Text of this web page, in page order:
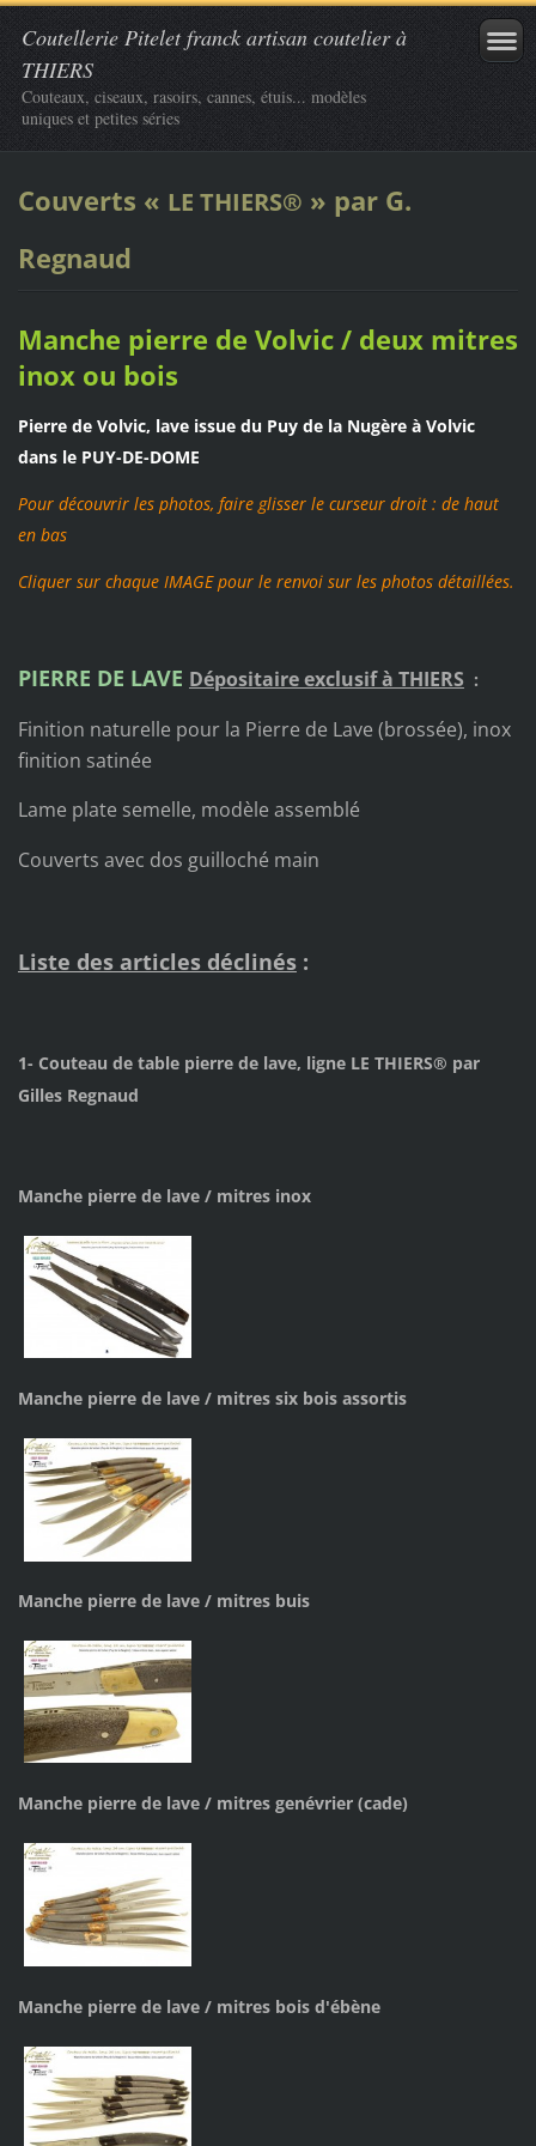
Coutellerie Pitelet franck artisan coutelier à
THIERS
Couteaux, ciseaux, rasoirs, cannes, étuis... modèles
uniques et petites séries
Couverts « LE THIERS® » par G.
Regnaud
Manche pierre de Volvic / deux mitres
inox ou bois
Pierre de Volvic, lave issue du Puy de la Nugère à Volvic
dans le PUY-DE-DOME
Pour découvrir les photos, faire glisser le curseur droit : de haut
en bas
Cliquer sur chaque IMAGE pour le renvoi sur les photos détaillées.
PIERRE DE LAVE Dépositaire exclusif à THIERS :
Finition naturelle pour la Pierre de Lave (brossée), inox
finition satinée
Lame plate semelle, modèle assemblé
Couverts avec dos guilloché main
Liste des articles déclinés:
1- Couteau de table pierre de lave, ligne LE THIERS® par
Gilles Regnaud
Manche pierre de lave / mitres inox
Manche pierre de lave / mitres six bois assortis
Manche pierre de lave / mitres buis
Manche pierre de lave / mitres genévrier (cade)
Manche pierre de lave / mitres bois d'ébène